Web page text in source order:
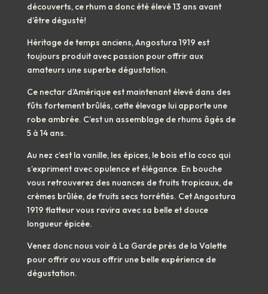
découverts, ce rhum a donc été élevé 13 ans avant
d’être dégusté!
Héritage de temps anciens, Angostura 1919 est
toujours produit avec passion pour offrir aux
amateurs une superbe dégustation.
Ce nectar d’Amérique est maintenant élevé dans des
fûts fortement brûlés, cette élevage lui apporte une
robe ambrée. C’est un assemblage de rhums âgés de
5 à 14 ans.
Au nez c’est la vanille, les épices, le bois et la coco qui
s’expriment avec opulence et élégance. En bouche
vous retrouverez des nuances de fruits tropicaux, de
crèmes brûlée, de fruits secs torréfiés. Cet Angostura
1919 flatteur vous ravira avec sa belle et douce
longueur épicée.
Venez donc nous voir à La Garde près de la Valette
pour offrir ou vous offrir une belle expérience de
dégustation.